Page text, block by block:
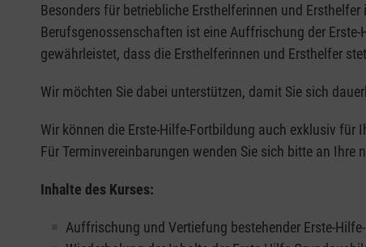
Besonders für betriebliche Ersthelferinnen und
Berufsgenossenschaften ist eine Auffrischung der
gewährleistet, dass die Ersthelferinnen und Ersthelfer
Wir möchten Sie dabei unterstützen, damit Sie sich
Wir können die Erste-Hilfe-Fortbildung auch exklusiv für
Für Terminvereinbarungen wenden Sie sich bitte an Ihre
Inhalte des Kurses:
Auffrischung und Vertiefung bestehender Erste-